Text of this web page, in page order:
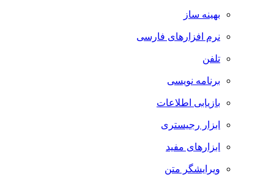
بهینه ساز
نرم افزارهای فارسی
تلفن
برنامه نویسی
بازیابی اطلاعات
ابزار رجیستری
ابزارهای مفید
ویرایشگر متن